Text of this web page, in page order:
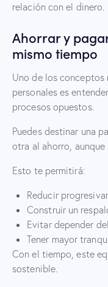
relación con el dinero.
Ahorrar y
mismo tiempo
Uno de los conceptos
personales es
procesos opuestos.
Puedes destinar una
otra al ahorro, aunque
Esto te permitirá:
Reducir
Construir un
Evitar depender
Tener mayor
Con el tiempo, este
sostenible.